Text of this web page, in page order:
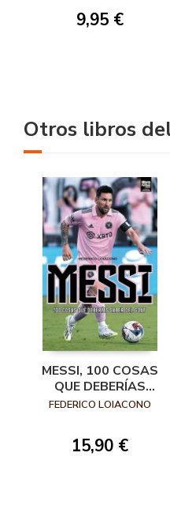
9,95 €
Otros libros
MESSI, 100 COSAS
QUE DEBERÍAS
SABER DEL GOAT
FEDERICO LOIACONO
15,90 €